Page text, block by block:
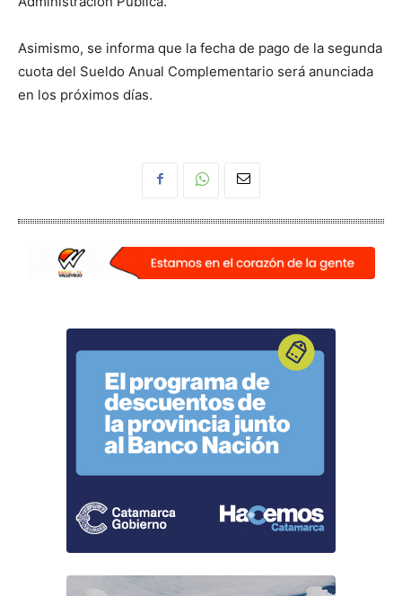
Asimismo, se informa que la fecha de pago de la segunda
cuota del Sueldo Anual Complementario será anunciada
en los próximos días.